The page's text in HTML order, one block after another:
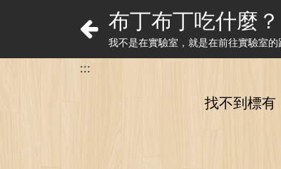
布丁布丁吃什麼？
我不是在實驗室，就是在前往實驗室的
:::
找不到標有